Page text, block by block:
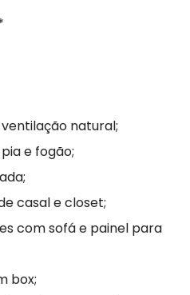
natural;
e fogão;
casal e closet;
com sofá e painel para
box;